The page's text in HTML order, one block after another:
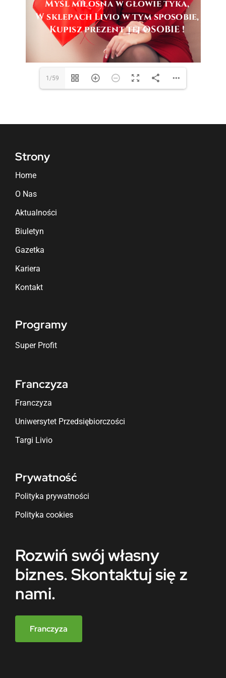
1/59
Strony
Home
O Nas
Aktualności
Biuletyn
Gazetka
Kariera
Kontakt
Programy
Super Profit
Franczyza
Franczyza
Uniwersytet Przedsiębiorczości
Targi Livio
Prywatność
Polityka prywatności
Polityka cookies
Rozwiń swój własny
biznes. Skontaktuj się z
nami.
Franczyza